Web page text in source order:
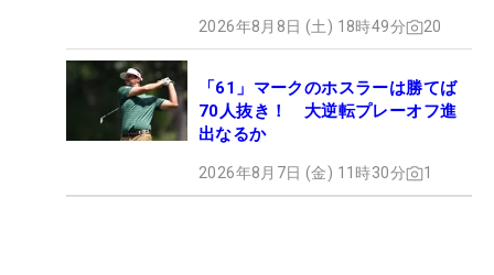
2026年8月8日 (土) 18時49分 20
「61」マークのホスラーは勝てば
70人抜き！ 大逆転プレーオフ進
出なるか
2026年8月7日 (金) 11時30分 1